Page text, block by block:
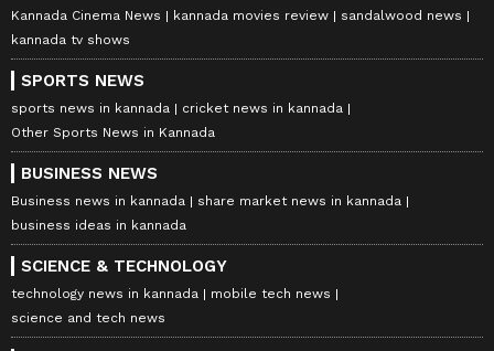
Kannada Cinema News kannada movies review
sandalwood news
kannada tv shows
SPORTS NEWS
sports news in kannada
cricket news in kannada
Other Sports News in Kannada
BUSINESS NEWS
Business news in kannada
share market news in kannada
business ideas in kannada
SCIENCE & TECHNOLOGY
technology news in kannada
mobile tech news
science and tech news